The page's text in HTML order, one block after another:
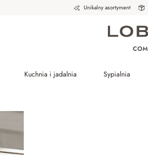
Unikalny asortyment
Kuchnia i jadalnia Sypialnia